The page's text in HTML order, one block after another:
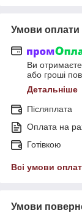
Умови оплати
Ви
або гроші
Детальніше
Післяплата
Оплата на
Готівкою
Всі умови
Умови